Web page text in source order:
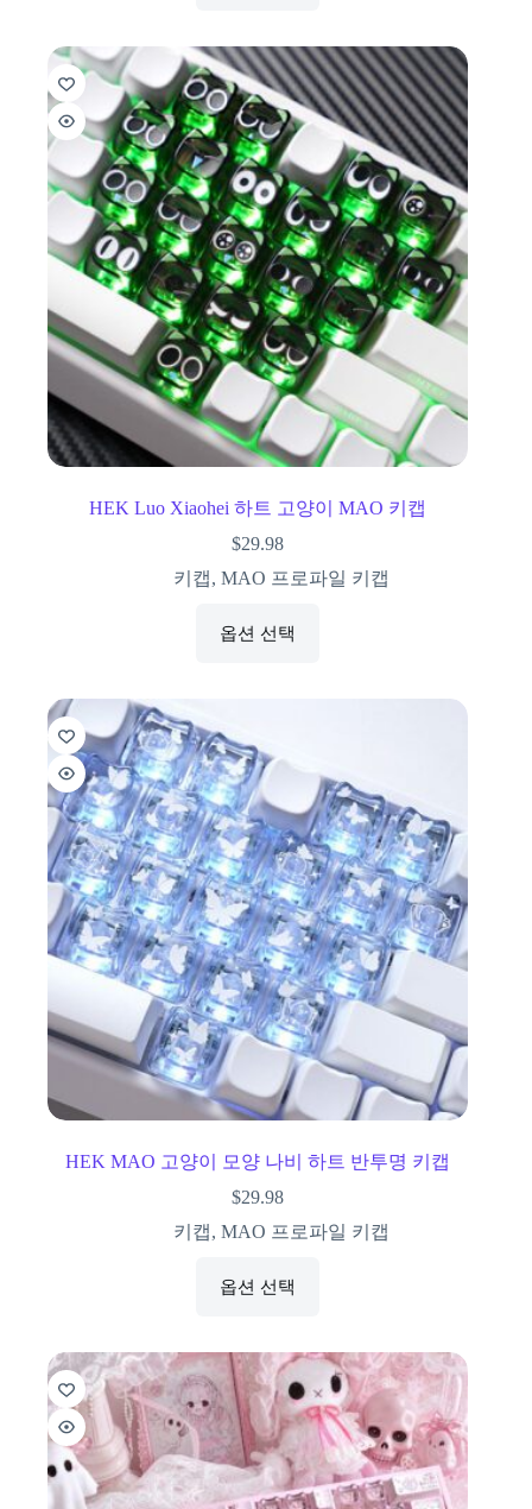
HEK Luo Xiaohei 하트 고양이 MAO 키캡
$29.98
키캡,MAO 프로파일 키캡
옵션 선택
HEK MAO 고양이 모양 나비 하트 반투명 키캡
$29.98
키캡,MAO 프로파일 키캡
옵션 선택